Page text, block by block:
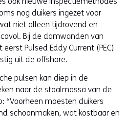
nog duikers ingezet voor
niet alleen tijdrovend en
Bij de damwanden van
Pulsed Eddy Current (PEC)
uit de offshore.
pulsen kan diep in de
naar de staalmassa van de
“Voorheen moesten duikers
schoonmaken, wat kostbaar en